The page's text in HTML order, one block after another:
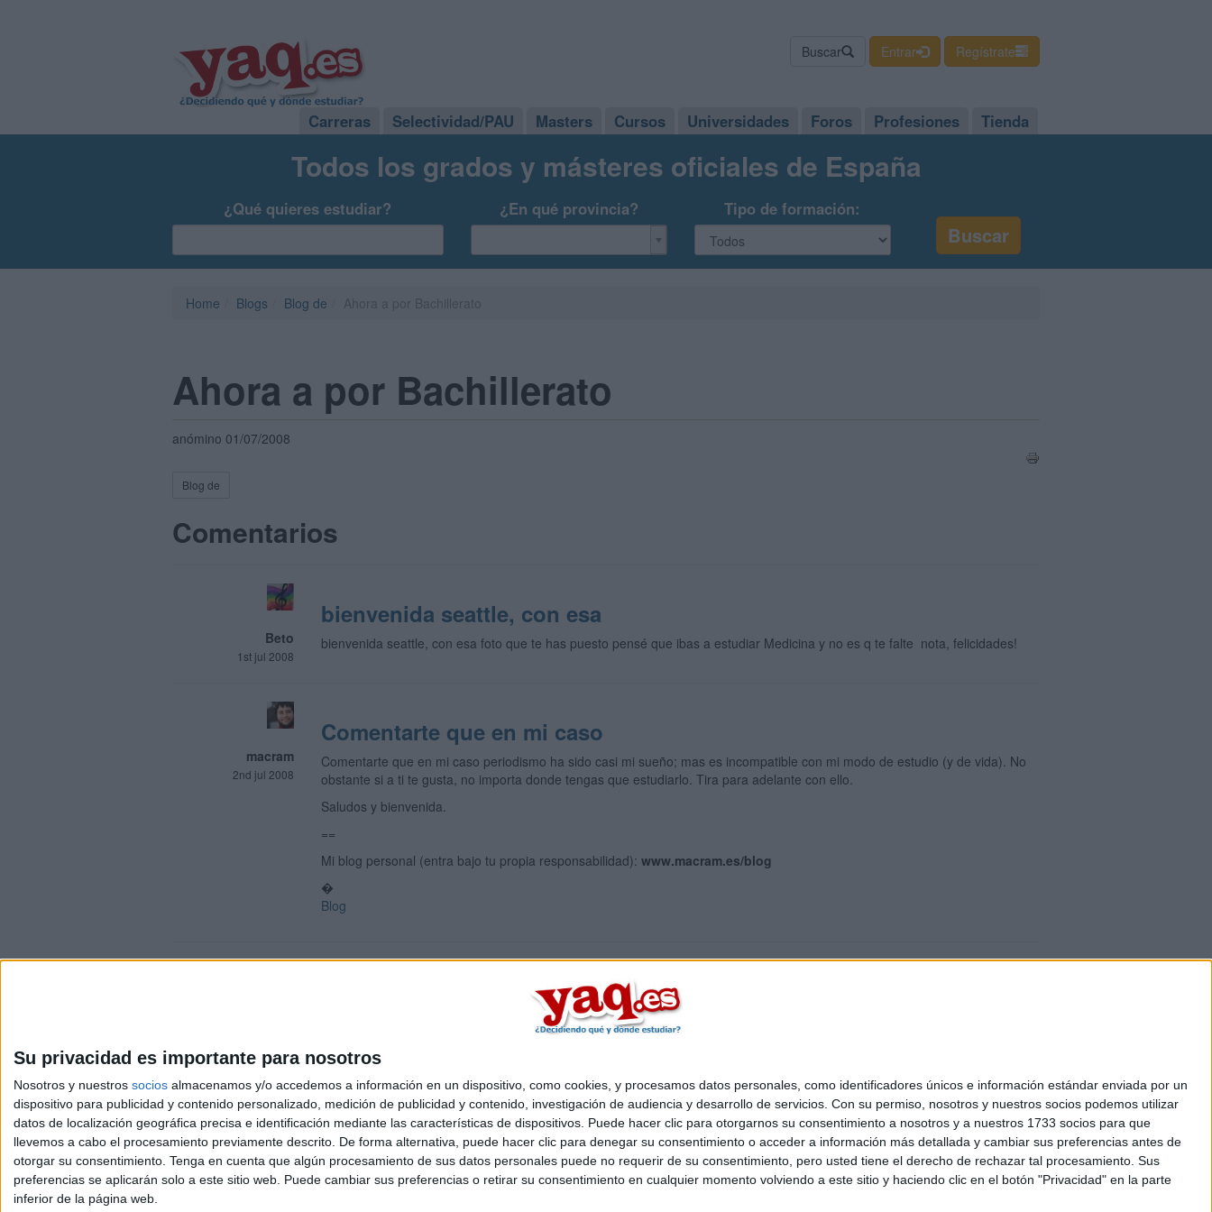
Su privacidad es importante para nosotros
Nosotros y nuestros socios almacenamos y/o accedemos a información en un dispositivo, como cookies, y procesamos datos personales, como identificadores únicos e información estándar enviada por un
dispositivo para publicidad y contenido personalizado, medición de publicidad y contenido, investigación de audiencia y desarrollo de servicios. Con su permiso, nosotros y nuestros socios podemos utilizar
datos de localización geográfica precisa e identificación mediante las características de dispositivos. Puede hacer clic para otorgarnos su consentimiento a nosotros y a nuestros 1733 socios para que
llevemos a cabo el procesamiento previamente descrito. De forma alternativa, puede hacer clic para denegar su consentimiento o acceder a información más detallada y cambiar sus preferencias antes de
otorgar su consentimiento. Tenga en cuenta que algún procesamiento de sus datos personales puede no requerir de su consentimiento, pero usted tiene el derecho de rechazar tal procesamiento. Sus
preferencias se aplicarán solo a este sitio web. Puede cambiar sus preferencias o retirar su consentimiento en cualquier momento volviendo a este sitio y haciendo clic en el botón "Privacidad" en la parte
inferior de la página web.
Buscar Entrar Regístrate
Carreras Selectividad/PAU Masters Cursos Universidades Foros Profesiones Tienda
Todos los grados y másteres oficiales de España
¿Qué quieres estudiar? ¿En qué provincia? Tipo de formación:
Home Blogs Blog de
Ahora a por Bachillerato
anómino 01/07/2008
Blog de
Comentarios
Beto
1st jul 2008
bienvenida seattle, con esa
bienvenida seattle, con esa foto que te has puesto pensé que ibas a estudiar Medicina y no es q te falte nota, felicidades!
macram
2nd jul 2008
Comentarte que en mi caso
Comentarte que en mi caso periodismo ha sido casi mi sueño; mas es incompatible con mi modo de estudio (y de vida). No
obstante si a ti te gusta, no importa donde tengas que estudiarlo. Tira para adelante con ello.
Saludos y bienvenida.
==
Mi blog personal (entra bajo tu propia responsabilidad):www.macram.es/blog
�
Blog
Quiénes somos|Contactar|Anúnciate
Aviso legal|Politica de privacidad|Condiciones generales|Política de cookies
© 2003-2026Compás Mediterráneo S.L.- Diego de León 47 - 28006 Madrid [ESPAÑA] - Tel. +34 91 593 2767